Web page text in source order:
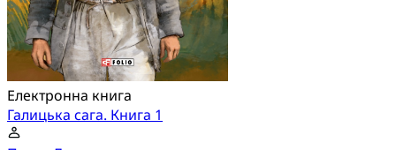
Електронна книга
Галицька сага. Книга 1